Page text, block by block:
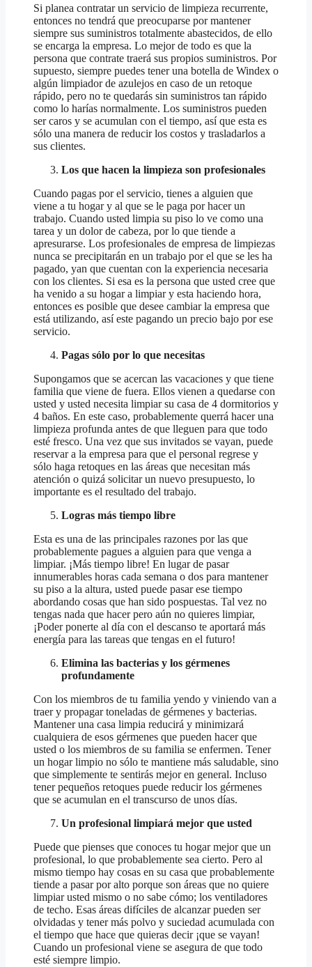
Si planea contratar un servicio de limpieza recurrente,
entonces no tendrá que preocuparse por mantener
siempre sus suministros totalmente abastecidos, de ello
se encarga la empresa. Lo mejor de todo es que la
persona que contrate traerá sus propios suministros. Por
supuesto, siempre puedes tener una botella de Windex o
algún limpiador de azulejos en caso de un retoque
rápido, pero no te quedarás sin suministros tan rápido
como lo harías normalmente. Los suministros pueden
ser caros y se acumulan con el tiempo, así que esta es
sólo una manera de reducir los costos y trasladarlos a
sus clientes.
Los que hacen la limpieza son profesionales
Cuando pagas por el servicio, tienes a alguien que
viene a tu hogar y al que se le paga por hacer un
trabajo. Cuando usted limpia su piso lo ve como una
tarea y un dolor de cabeza, por lo que tiende a
apresurarse. Los profesionales de empresa de limpiezas
nunca se precipitarán en un trabajo por el que se les ha
pagado, yan que cuentan con la experiencia necesaria
con los clientes. Si esa es la persona que usted cree que
ha venido a su hogar a limpiar y esta haciendo hora,
entonces es posible que desee cambiar la empresa que
está utilizando, así este pagando un precio bajo por ese
servicio.
Pagas sólo por lo que necesitas
Supongamos que se acercan las vacaciones y que tiene
familia que viene de fuera. Ellos vienen a quedarse con
usted y usted necesita limpiar su casa de 4 dormitorios y
4 baños. En este caso, probablemente querrá hacer una
limpieza profunda antes de que lleguen para que todo
esté fresco. Una vez que sus invitados se vayan, puede
reservar a la empresa para que el personal regrese y
sólo haga retoques en las áreas que necesitan más
atención o quizá solicitar un nuevo presupuesto, lo
importante es el resultado del trabajo.
Logras más tiempo libre
Esta es una de las principales razones por las que
probablemente pagues a alguien para que venga a
limpiar. ¡Más tiempo libre! En lugar de pasar
innumerables horas cada semana o dos para mantener
su piso a la altura, usted puede pasar ese tiempo
abordando cosas que han sido pospuestas. Tal vez no
tengas nada que hacer pero aún no quieres limpiar,
¡Poder ponerte al día con el descanso te aportará más
energía para las tareas que tengas en el futuro!
Elimina las bacterias y los gérmenes
profundamente
Con los miembros de tu familia yendo y viniendo van a
traer y propagar toneladas de gérmenes y bacterias.
Mantener una casa limpia reducirá y minimizará
cualquiera de esos gérmenes que pueden hacer que
usted o los miembros de su familia se enfermen. Tener
un hogar limpio no sólo te mantiene más saludable, sino
que simplemente te sentirás mejor en general. Incluso
tener pequeños retoques puede reducir los gérmenes
que se acumulan en el transcurso de unos días.
Un profesional limpiará mejor que usted
Puede que pienses que conoces tu hogar mejor que un
profesional, lo que probablemente sea cierto. Pero al
mismo tiempo hay cosas en su casa que probablemente
tiende a pasar por alto porque son áreas que no quiere
limpiar usted mismo o no sabe cómo; los ventiladores
de techo. Esas áreas difíciles de alcanzar pueden ser
olvidadas y tener más polvo y suciedad acumulada con
el tiempo que hace que quieras decir ¡que se vayan!
Cuando un profesional viene se asegura de que todo
esté siempre limpio.